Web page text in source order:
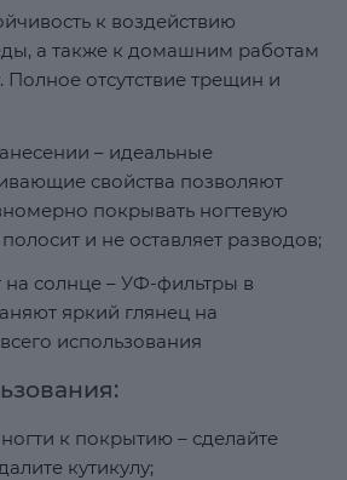
к воздействию
а также к домашним работам
Полное отсутствие трещин и
– идеальные
свойства позволяют
покрывать ногтевую
и не оставляет разводов;
солнце – УФ-фильтры в
яркий глянец на
использования
к покрытию – сделайте
кутикулу;